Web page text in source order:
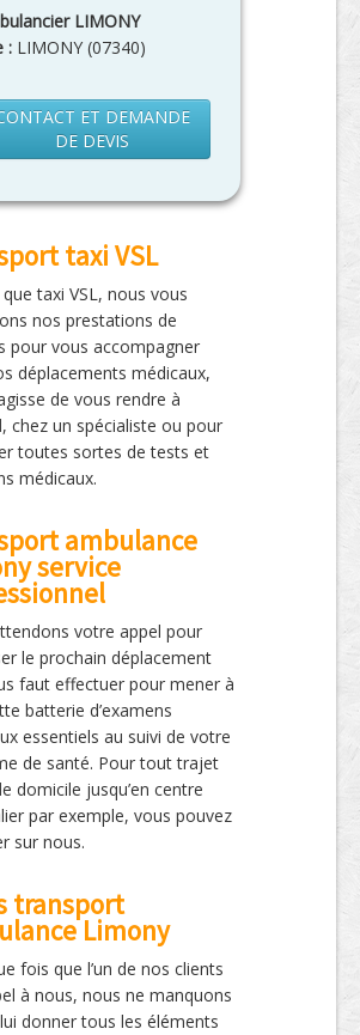
LIMONY
: LIMONY (07340)
ET DEMANDE
DE DEVIS
taxi VSL
taxi VSL, nous vous
nos prestations de
pour vous accompagner
déplacements médicaux,
de vous rendre à
chez un spécialiste ou pour
toutes sortes de tests et
médicaux.
ambulance
service
votre appel pour
le prochain déplacement
faut effectuer pour mener à
batterie d’examens
essentiels au suivi de votre
de santé. Pour tout trajet
domicile jusqu’en centre
par exemple, vous pouvez
sur nous.
transport
Limony
fois que l’un de nos clients
à nous, nous ne manquons
donner tous les éléments